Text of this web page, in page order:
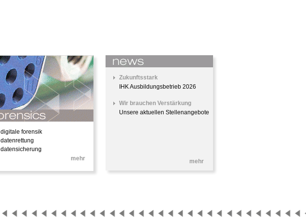
digitale forensik
datenrettung
datensicherung
mehr
Zukunftsstark
IHK Ausbildungsbetrieb 2026
Wir brauchen Verstärkung
Unsere aktuellen Stellenangebote
mehr